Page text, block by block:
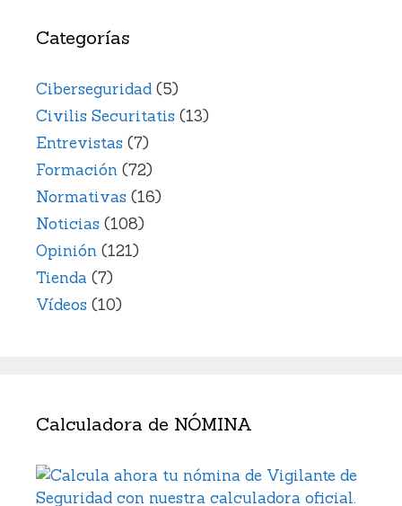
Categorías
Ciberseguridad (5)
Civilis Securitatis (13)
Entrevistas (7)
Formación (72)
Normativas (16)
Noticias (108)
Opinión (121)
Tienda (7)
Vídeos (10)
Calculadora de NÓMINA